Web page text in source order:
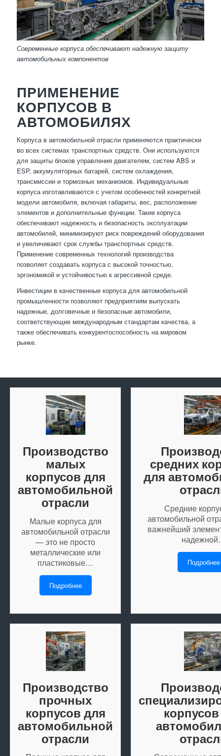
Современные корпуса обеспечивают надежную защиту
автомобильных компонентов
ПРИМЕНЕНИЕ
КОРПУСОВ В
АВТОМОБИЛЯХ
Корпуса в автомобильной отрасли применяются практически
во всех системах транспортных средств. Они используются
для защиты блоков управления двигателем, систем ABS и
ESP, аккумуляторных батарей, систем охлаждения,
трансмиссии и тормозных механизмов. Индивидуальные
корпуса изготавливаются с учетом особенностей конкретной
модели автомобиля, включая габариты, вес, расположение
элементов и дополнительные функции. Такие корпуса
обеспечивают надежность и безопасность эксплуатации
автомобилей, минимизируют риск повреждений оборудования
и увеличивают срок службы транспортных средств.
Применение современных технологий производства
позволяет создавать корпуса с высокой точностью,
эргономикой и устойчивостью к агрессивной среде.
Инвестиции в качественные корпуса для автомобильной
промышленности позволяют предприятиям выпускать
надежные, долговечные и безопасные автомобили,
соответствующие международным стандартам качества, а
также обеспечивать конкурентоспособность на мировом
рынке.
Производство
малых
корпусов для
автомобильной
отрасли
Малые корпуса для
автомобильной отрасли
— это не просто
металлические или
пластиковые…
Подробнее
средних
для
Средние
автомобильной
важнейший
Подробнее
Производство
прочных
корпусов для
автомобильной
отрасли